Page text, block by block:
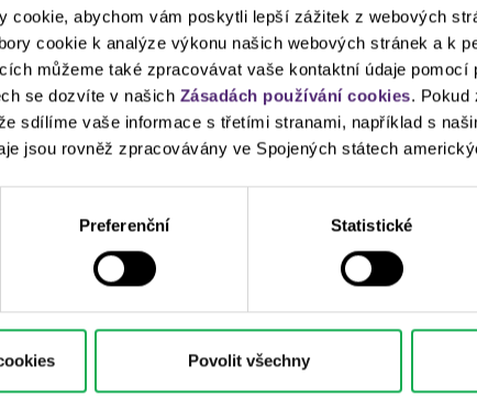
cookie, abychom vám poskytli lepší zážitek z webových
cookie k analýze výkonu našich webových stránek a k
můžeme také zpracovávat vaše kontaktní údaje pomocí
se dozvíte v našich Zásadách používání cookies. Pokud
sdílíme vaše informace s třetími stranami, například s
jsou rovněž zpracovávány ve Spojených státech
Preferenční Statistické
Povolit všechny
Proč Purple
Akcie
Komodity